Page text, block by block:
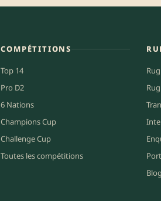
COMPÉTITIONS
Top 14
Pro D2
6 Nations
Champions Cup
Challenge Cup
Toutes les compétitions